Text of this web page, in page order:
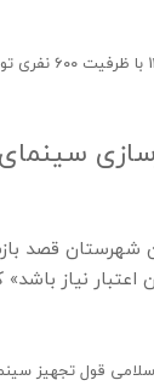
وعده
شهرستان قصد